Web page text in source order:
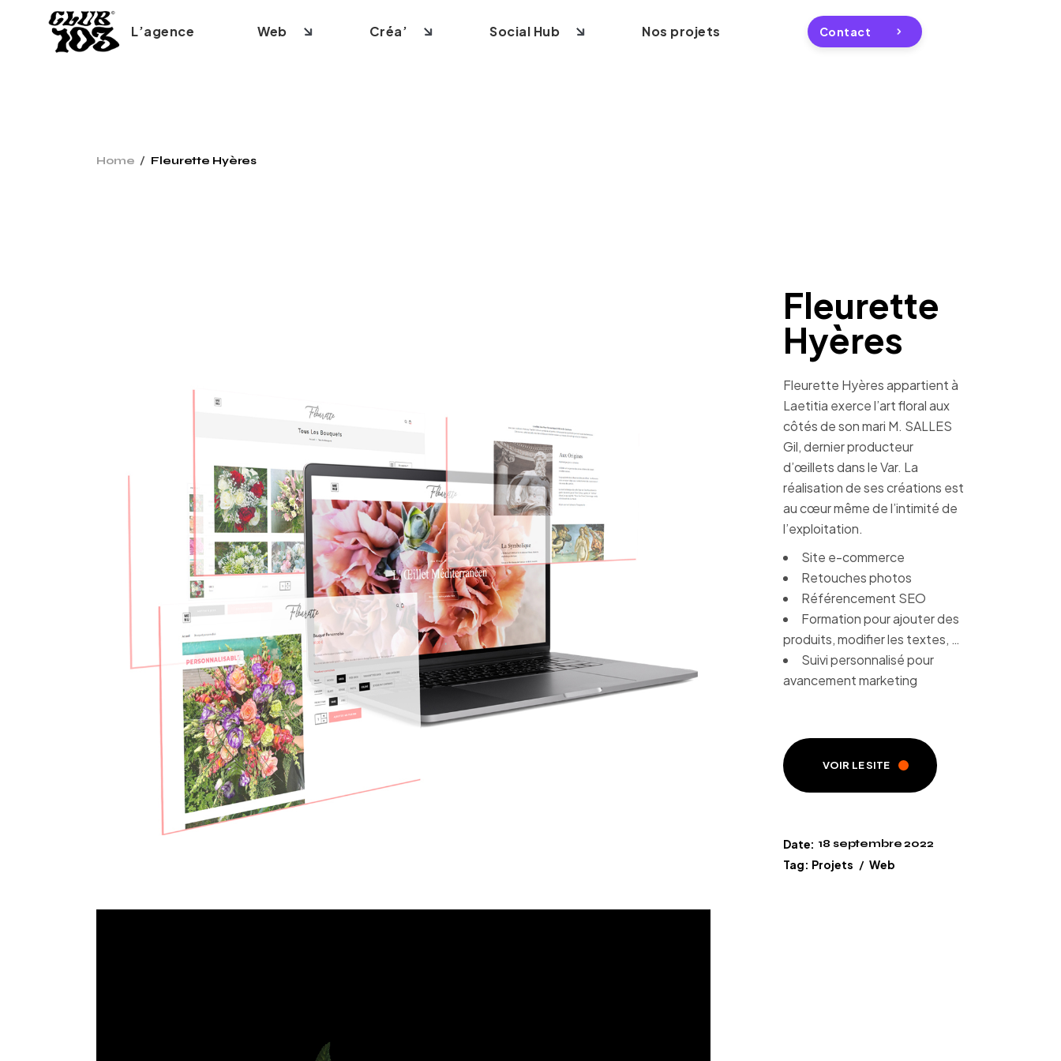
L’agence Web Créa’ Social Hub Nos projets Contact
Home Fleurette Hyères
Fleurette
Hyères
Fleurette Hyères appartient à
Laetitia exerce l’art floral aux
côtés de son mari M. SALLES
Gil, dernier producteur
d’œillets dans le Var. La
réalisation de ses créations est
au cœur même de l’intimité de
l’exploitation.
Site e-commerce
Retouches photos
Référencement SEO
Formation pour ajouter des
produits, modifier les textes, …
Suivi personnalisé pour
avancement marketing
VOIR LE SITE
Date: 18 septembre 2022
Tag: Projets Web